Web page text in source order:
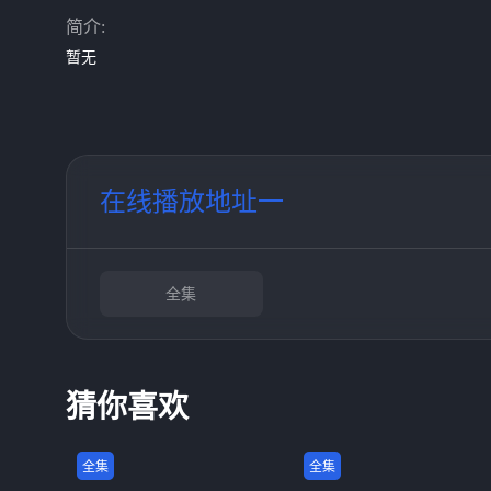
简介:
暂无
在线播放地址一
全集
猜你喜欢
全集 全集